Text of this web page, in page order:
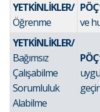
YETKİNLİKLER/
Öğrenme
ve
YETKİNLİKLER/
Bağımsız
Çalışabilme
Sorumluluk
Alabilme